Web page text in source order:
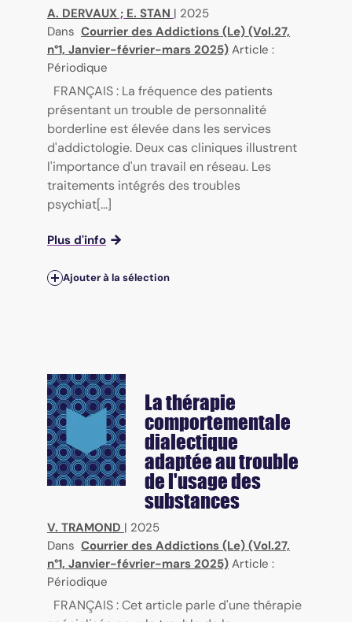
A. DERVAUX ; E. STAN | 2025
Dans Courrier des Addictions (Le) (Vol.27,
n°1, Janvier-février-mars 2025) Article :
Périodique
FRANÇAIS : La fréquence des patients
présentant un trouble de personnalité
borderline est élevée dans les services
d'addictologie. Deux cas cliniques illustrent
l'importance d'un travail en réseau. Les
traitements intégrés des troubles
psychiat[...]
Plus d'info
Ajouter à la sélection
La thérapie
comportementale
dialectique
adaptée au trouble
de l'usage des
substances
V. TRAMOND | 2025
Dans Courrier des Addictions (Le) (Vol.27,
n°1, Janvier-février-mars 2025) Article :
Périodique
FRANÇAIS : Cet article parle d'une thérapie